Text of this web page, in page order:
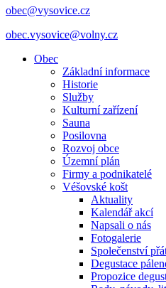
obec@vysovice.cz
obec.vysovice@volny.cz
Obec
Základní informace
Historie
Služby
Kulturní zařízení
Sauna
Posilovna
Rozvoj obce
Územní plán
Firmy a podnikatelé
Véšovské košt
Aktuality
Kalendář akcí
Napsali o nás
Fotogalerie
Společenství
Degustace
Propozice